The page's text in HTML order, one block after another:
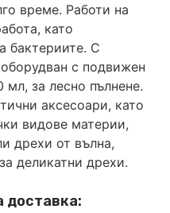
време. Работи на
като
бактериите. С
с подвижен
за лесно пълнене.
аксесоари, като
видове материи,
дрехи от вълна,
деликатни дрехи.
доставка: